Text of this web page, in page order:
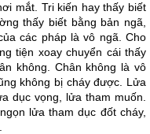
mắt. Tri kiến hay thấy biết
thấy biết bằng bản ngã,
các pháp là vô ngã. Cho
tiện xoay chuyển cái thấy
không. Chân không là vô
không bị cháy được. Lửa
dục vọng, lửa tham muốn.
lửa tham dục đốt cháy,